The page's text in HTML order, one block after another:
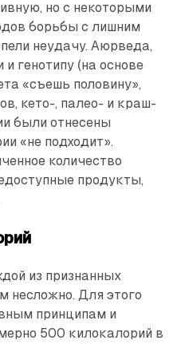
но с некоторыми
борьбы с лишним
неудачу. Аюрведа,
генотипу (на основе
«съешь половину»,
кето-, палео- и краш-
были отнесены
«не подходит».
количество
продукты,
из признанных
несложно. Для этого
принципам и
500 килокалорий в